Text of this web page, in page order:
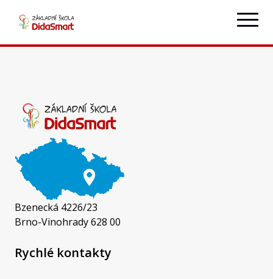
j.hodalova@zsdidasmart.cz
Bzenecká 4226/23
Brno-Vinohrady 628 00
Rychlé kontakty